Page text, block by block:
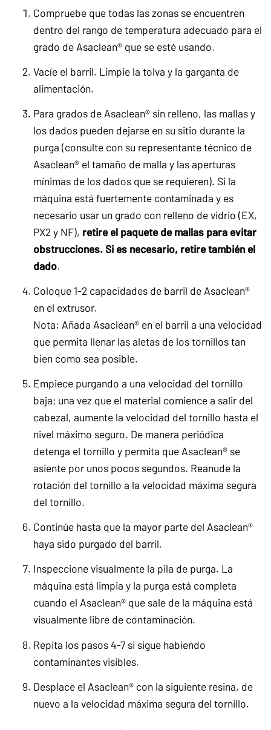
Compruebe que todas las zonas se encuentren
dentro del rango de temperatura adecuado para el
grado de Asaclean® que se esté usando.
Vacíe el barril. Limpie la tolva y la garganta de
alimentación.
Para grados de Asaclean® sin relleno, las mallas y
los dados pueden dejarse en su sitio durante la
purga (consulte con su representante técnico de
Asaclean® el tamaño de malla y las aperturas
mínimas de los dados que se requieren). Si la
máquina está fuertemente contaminada y es
necesario usar un grado con relleno de vidrio (EX,
PX2 y NF), retire el paquete de mallas para evitar
obstrucciones. Si es necesario, retire también el
dado.
Coloque 1-2 capacidades de barril de Asaclean®
en el extrusor.
Nota: Añada Asaclean® en el barril a una velocidad
que permita llenar las aletas de los tornillos tan
bien como sea posible.
Empiece purgando a una velocidad del tornillo
baja; una vez que el material comience a salir del
cabezal, aumente la velocidad del tornillo hasta el
nivel máximo seguro. De manera periódica
detenga el tornillo y permita que Asaclean® se
asiente por unos pocos segundos. Reanude la
rotación del tornillo a la velocidad máxima segura
del tornillo.
Continúe hasta que la mayor parte del Asaclean®
haya sido purgado del barril.
Inspeccione visualmente la pila de purga. La
máquina está limpia y la purga está completa
cuando el Asaclean® que sale de la máquina está
visualmente libre de contaminación.
Repita los pasos 4-7 si sigue habiendo
contaminantes visibles.
Desplace el Asaclean® con la siguiente resina, de
nuevo a la velocidad máxima segura del tornillo.